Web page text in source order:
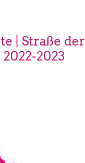
| Straße der
2023